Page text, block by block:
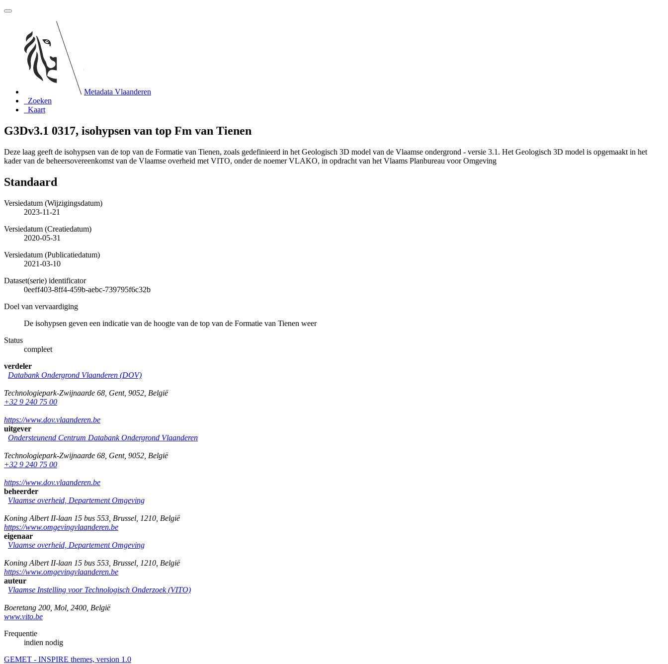
Metadata Vlaanderen
Zoeken
Kaart
G3Dv3.1 0317, isohypsen van top Fm van Tienen
Deze laag geeft de isohypsen van de top van de Formatie van Tienen, zoals gedefinieerd in het Geologisch 3D model van de Vlaamse ondergrond - versie 3.1. Het Geologisch 3D model is opgemaakt in het
kader van de beheersovereenkomst van de Vlaamse overheid met VITO, onder de noemer VLAKO, in opdracht van het Vlaams Planbureau voor Omgeving
Standaard
Versiedatum (Wijzigingsdatum)
2023-11-21
Versiedatum (Creatiedatum)
2020-05-31
Versiedatum (Publicatiedatum)
2021-03-10
Dataset(serie) identificator
0eeff403-8ff4-459b-aebc-739795f6c32b
Doel van vervaardiging
De isohypsen geven een indicatie van de hoogte van de top van de Formatie van Tienen weer
Status
compleet
verdeler
Databank Ondergrond Vlaanderen (DOV)
Technologiepark-Zwijnaarde 68 Gent, 9052 België
+32 9 240 75 00
https://www.dov.vlaanderen.be
uitgever
Ondersteunend Centrum Databank Ondergrond Vlaanderen
Technologiepark-Zwijnaarde 68 Gent, 9052 België
+32 9 240 75 00
https://www.dov.vlaanderen.be
beheerder
Vlaamse overheid, Departement Omgeving
Koning Albert II-laan 15 bus 553 Brussel 1210 België
https://www.omgevingvlaanderen.be
eigenaar
Vlaamse overheid, Departement Omgeving
Koning Albert II-laan 15 bus 553 Brussel 1210 België
https://www.omgevingvlaanderen.be
auteur
Vlaamse Instelling voor Technologisch Onderzoek (VITO)
Boeretang 200 Mol 2400 België
www.vito.be
Frequentie
indien nodig
GEMET - INSPIRE themes, version 1.0